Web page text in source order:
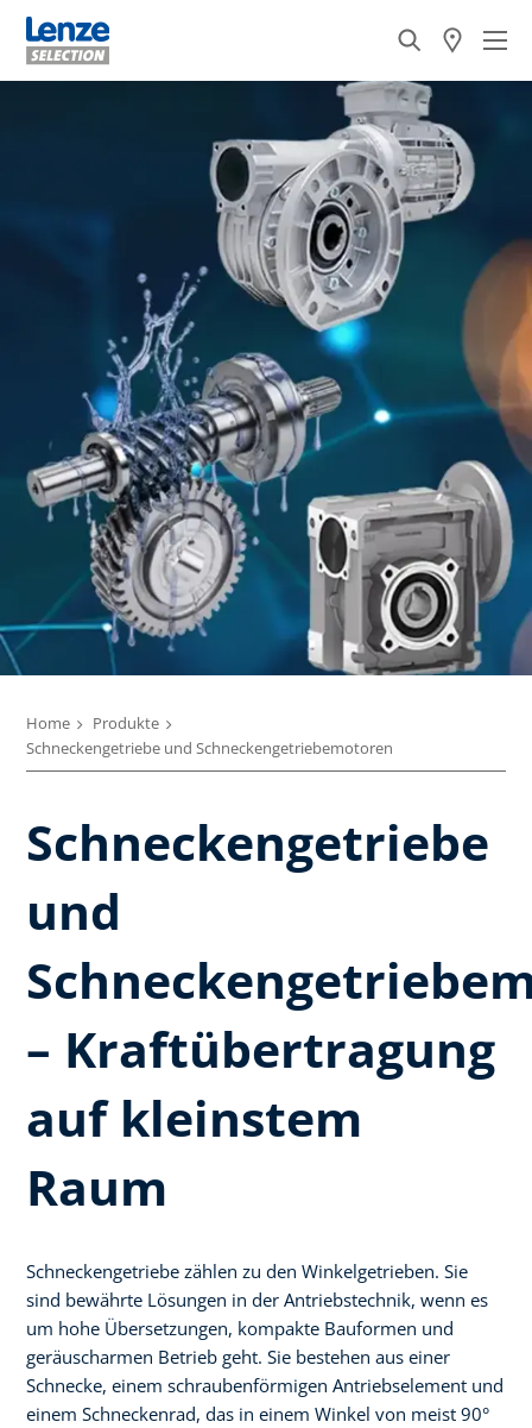
Home
Produkte
Schneckengetriebe und Schneckengetriebemotoren
Schneckengetriebe
und
– Kraftübertragung
auf kleinstem
Raum
Schneckengetriebe zählen zu den Winkelgetrieben. Sie
sind bewährte Lösungen in der Antriebstechnik, wenn es
um hohe Übersetzungen, kompakte Bauformen und
geräuscharmen Betrieb geht. Sie bestehen aus einer
Schnecke, einem schraubenförmigen Antriebselement und
einem Schneckenrad, das in einem Winkel von meist 90°